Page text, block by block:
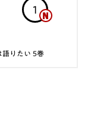
1
語りたい 5巻